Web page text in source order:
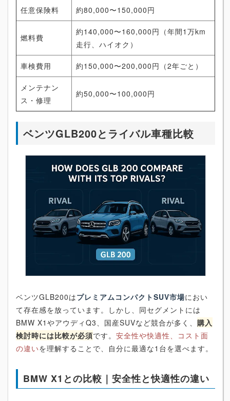
任意保険料 約80,000〜150,000円
燃料費
約140,000〜160,000円（年間1万km
走行、ハイオク）
車検費用 約150,000〜200,000円（2年ごと）
メンテナン
ス・修理
約50,000〜100,000円
ベンツGLB200とライバル車種比較
ベンツGLB200はプレミアムコンパクトSUV市場におい
て存在感を放っています。しかし、同セグメントには
BMW X1やアウディQ3、国産SUVなど競合が多く、 購入
検討時には比較が必須です。 安全性や快適性、コスト面
の違いを理解することで、自分に最適な1台を選べます。
BMW X1との比較｜安全性と快適性の違い